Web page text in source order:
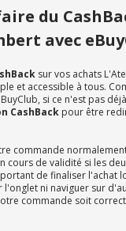
du
avec
sur vos achats
et accessible à tous.
si ce n'est pas
CashBack pour être
commande
cours de validité si les
de finaliser l'achat
l'onglet ni naviguer sur
commande soit